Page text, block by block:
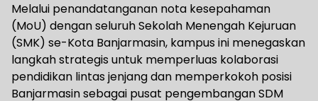
Melalui penandatanganan nota kesepahaman
(MoU) dengan seluruh Sekolah Menengah Kejuruan
(SMK) se-Kota Banjarmasin, kampus ini menegaskan
langkah strategis untuk memperluas kolaborasi
pendidikan lintas jenjang dan memperkokoh posisi
Banjarmasin sebagai pusat pengembangan SDM